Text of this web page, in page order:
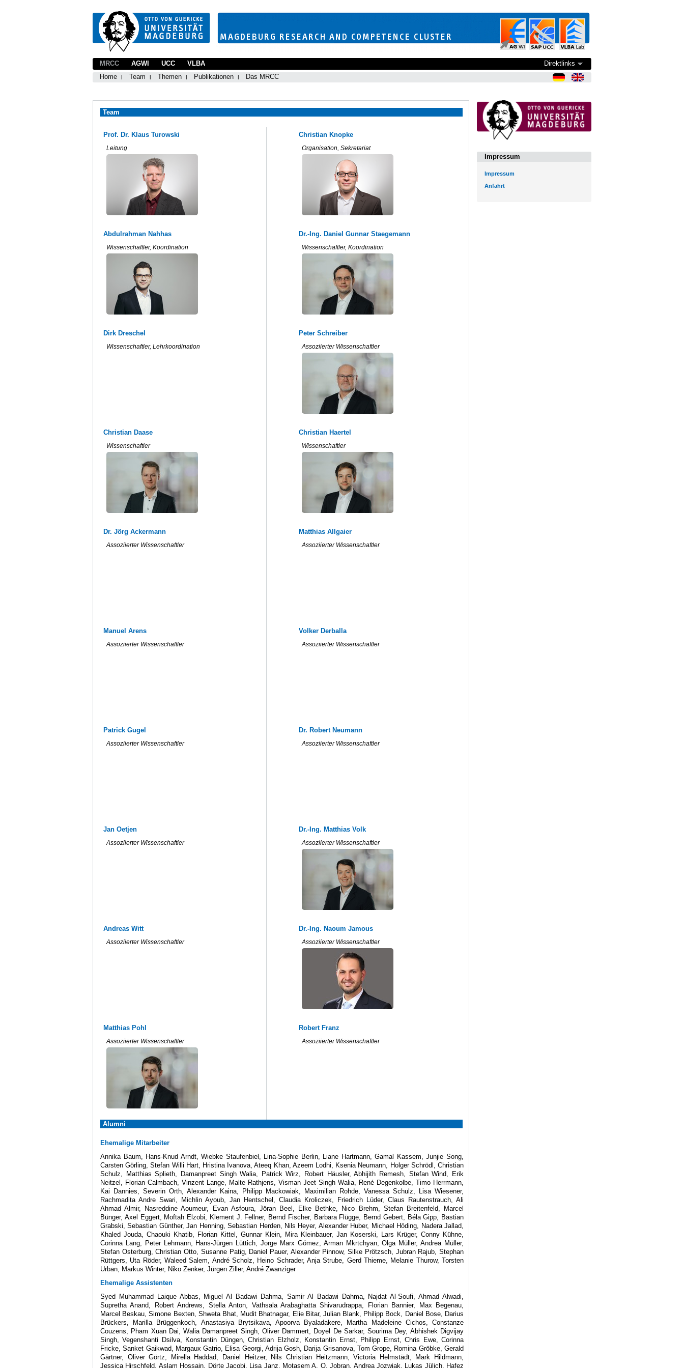
MRCC
Home
Team Themen Publikationen Das MRCC
AGWI UCC VLBA Direktlinks
Team
Prof. Dr. Klaus Turowski
Leitung
Christian Knopke
Organisation, Sekretariat
Abdulrahman Nahhas
Wissenschaftler, Koordination
Dr.-Ing. Daniel Gunnar Staegemann
Wissenschaftler, Koordination
Dirk Dreschel
Wissenschaftler, Lehrkoordination
Peter Schreiber
Assoziierter Wissenschaftler
Christian Daase
Wissenschaftler
Christian Haertel
Wissenschaftler
Dr. Jörg Ackermann
Assoziierter Wissenschaftler
Matthias Allgaier
Assoziierter Wissenschaftler
Manuel Arens
Assoziierter Wissenschaftler
Volker Derballa
Assoziierter Wissenschaftler
Patrick Gugel
Assoziierter Wissenschaftler
Dr. Robert Neumann
Assoziierter Wissenschaftler
Jan Oetjen
Assoziierter Wissenschaftler
Dr.-Ing. Matthias Volk
Assoziierter Wissenschaftler
Andreas Witt
Assoziierter Wissenschaftler
Dr.-Ing. Naoum Jamous
Assoziierter Wissenschaftler
Matthias Pohl
Assoziierter Wissenschaftler
Robert Franz
Assoziierter Wissenschaftler
Alumni
Ehemalige Mitarbeiter
Annika Baum, Hans-Knud Arndt, Wiebke Staufenbiel, Lina-Sophie Berlin, Liane Hartmann, Gamal Kassem, Junjie Song,
Carsten Görling, Stefan Willi Hart, Hristina Ivanova, Ateeq Khan, Azeem Lodhi, Ksenia Neumann, Holger Schrödl, Christian
Schulz, Matthias Splieth, Damanpreet Singh Walia, Patrick Wirz, Robert Häusler, Abhijith Remesh, Stefan Wind, Erik
Neitzel, Florian Calmbach, Vinzent Lange, Malte Rathjens, Visman Jeet Singh Walia, René Degenkolbe, Timo Herrmann,
Kai Dannies, Severin Orth, Alexander Kaina, Philipp Mackowiak, Maximilian Rohde, Vanessa Schulz, Lisa Wiesener,
Rachmadita Andre Swari, Michlin Ayoub, Jan Hentschel, Claudia Kroliczek, Friedrich Lüder, Claus Rautenstrauch, Ali
Ahmad Almir, Nasreddine Aoumeur, Evan Asfoura, Jöran Beel, Elke Bethke, Nico Brehm, Stefan Breitenfeld, Marcel
Bünger, Axel Eggert, Moftah Elzobi, Klement J. Fellner, Bernd Fischer, Barbara Flügge, Bernd Gebert, Béla Gipp, Bastian
Grabski, Sebastian Günther, Jan Henning, Sebastian Herden, Nils Heyer, Alexander Huber, Michael Höding, Nadera Jallad,
Khaled Jouda, Chaouki Khatib, Florian Kittel, Gunnar Klein, Mira Kleinbauer, Jan Koserski, Lars Krüger, Conny Kühne,
Corinna Lang, Peter Lehmann, Hans-Jürgen Lüttich, Jorge Marx Gómez, Arman Mkrtchyan, Olga Müller, Andrea Müller,
Stefan Osterburg, Christian Otto, Susanne Patig, Daniel Pauer, Alexander Pinnow, Silke Prötzsch, Jubran Rajub, Stephan
Rüttgers, Uta Röder, Waleed Salem, André Scholz, Heino Schrader, Anja Strube, Gerd Thieme, Melanie Thurow, Torsten
Urban, Markus Winter, Niko Zenker, Jürgen Ziller, André Zwanziger
Ehemalige Assistenten
Syed Muhammad Laique Abbas, Miguel Al Badawi Dahma, Samir Al Badawi Dahma, Najdat Al-Soufi, Ahmad Alwadi,
Supretha Anand, Robert Andrews, Stella Anton, Vathsala Arabaghatta Shivarudrappa, Florian Bannier, Max Begenau,
Marcel Beskau, Simone Bexten, Shweta Bhat, Mudit Bhatnagar, Elie Bitar, Julian Blank, Philipp Bock, Daniel Bose, Darius
Brückers, Marilla Brüggenkoch, Anastasiya Brytsikava, Apoorva Byaladakere, Martha Madeleine Cichos, Constanze
Couzens, Pham Xuan Dai, Walia Damanpreet Singh, Oliver Dammert, Doyel De Sarkar, Sourima Dey, Abhishek Digvijay
Singh, Vegenshanti Dsilva, Konstantin Düngen, Christian Elzholz, Konstantin Ernst, Philipp Ernst, Chris Ewe, Corinna
Fricke, Sanket Gaikwad, Margaux Gatrio, Elisa Georgi, Adrija Gosh, Darija Grisanova, Tom Grope, Romina Gröbke, Gerald
Gärtner, Oliver Görtz, Mirella Haddad, Daniel Heitzer, Nils Christian Heitzmann, Victoria Helmstädt, Mark Hildmann,
Jessica Hirschfeld, Aslam Hossain, Dörte Jacobi, Lisa Janz, Motasem A. O. Jobran, Andrea Jozwiak, Lukas Jülich, Hafez
Impressum
Impressum
Anfahrt